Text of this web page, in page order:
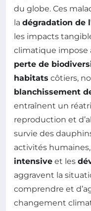
du globe. Ces
la dégradation de
les impacts
climatique impose
perte de
habitats côtiers,
blanchissement
entraînent un
reproduction et
survie des
activités
intensive et les
aggravent la
comprendre et
changement